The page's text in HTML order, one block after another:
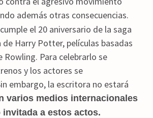
además otras consecuencias.
el 20 aniversario de la saga
Harry Potter, películas basadas
Rowling. Para celebrarlo se
y los actores se
embargo, la escritora no estará
varios medios internacionales
a estos actos.